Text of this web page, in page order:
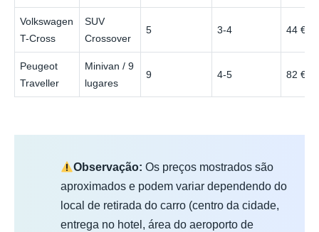
Volkswagen
T-Cross
SUV
Crossover
5 3-4 44 €
Peugeot
Traveller
Minivan / 9
lugares
9 4-5 82 €
Observação: Os preços mostrados são
aproximados e podem variar dependendo do
local de retirada do carro (centro da cidade,
entrega no hotel, área do aeroporto de